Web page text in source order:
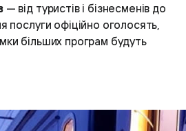
— від туристів і бізнесменів до
послуги офіційно оголосять,
більших програм будуть